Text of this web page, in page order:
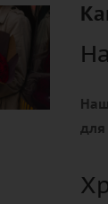
Наш
для